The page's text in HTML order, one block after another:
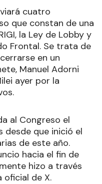
cuatro
que constan de una
la Ley de Lobby y
Frontal. Se trata de
en un
Manuel Adorni
ayer por la
al Congreso el
que inició el
de este año.
hacia el fin de
hizo a través
oficial de X.